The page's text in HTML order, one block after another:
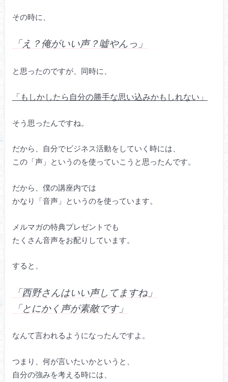
その時に、
「え？俺がいい声？嘘やんっ」
と思ったのですが、同時に、
「もしかしたら自分の勝手な思い込みかもしれない」
そう思ったんですね。
だから、自分でビジネス活動をしていく時には、
この「声」というのを使っていこうと思ったんです。
だから、僕の講座内では
かなり「音声」というのを使っています。
メルマガの特典プレゼントでも
たくさん音声をお配りしています。
すると、
「西野さんはいい声してますね」
「とにかく声が素敵です」
なんて言われるようになったんですよ。
つまり、何が言いたいかというと、
自分の強みを考える時には、